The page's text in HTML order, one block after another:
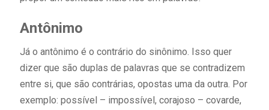
Antônimo
Já o antônimo é o contrário do sinônimo. Isso quer
dizer que são duplas de palavras que se contradizem
entre si, que são contrárias, opostas uma da outra. Por
exemplo: possível – impossível, corajoso – covarde,